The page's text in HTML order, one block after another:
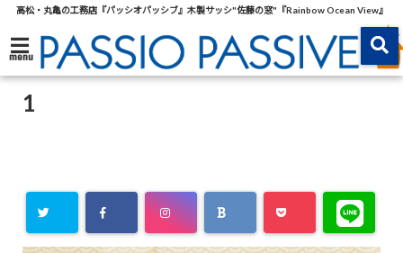
高松・丸亀の工務店『パッシオパッシブ』木製サッシ"佐藤の窓"『Rainbow Ocean View』
menu
1